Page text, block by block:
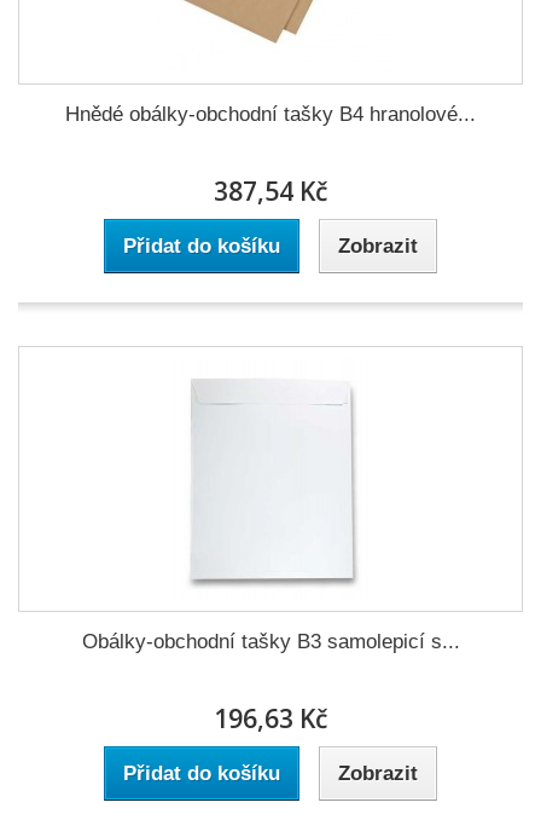
Hnědé obálky-obchodní tašky B4 hranolové...
387,54 Kč
Přidat do košíku Zobrazit
Obálky-obchodní tašky B3 samolepicí s...
196,63 Kč
Přidat do košíku Zobrazit